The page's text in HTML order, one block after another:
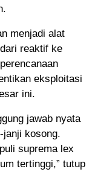
menjadi alat
reaktif ke
eksploitasi
ini.
jawab nyata
janji kosong.
suprema lex
tertinggi,” tutup